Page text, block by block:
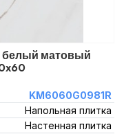
белый матовый
KM6060G0981R
Напольная плитка
Настенная плитка